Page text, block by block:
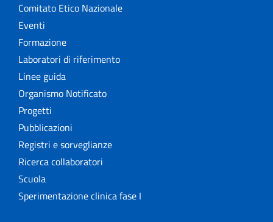
Comitato Etico Nazionale
Eventi
Formazione
Laboratori di riferimento
Linee guida
Organismo Notificato
Progetti
Pubblicazioni
Registri e sorveglianze
Ricerca collaboratori
Scuola
Sperimentazione clinica fase I